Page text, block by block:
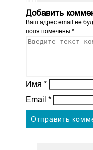
Добавить
Ваш адрес email не
поля помечены *
Имя *
Email *